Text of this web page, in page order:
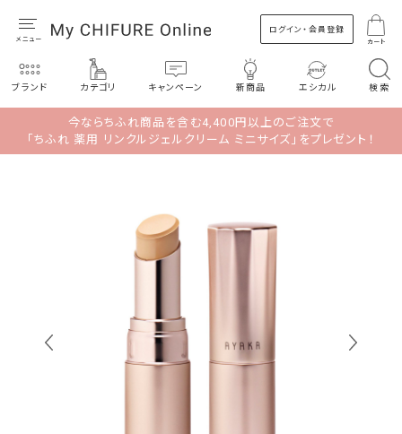
ログイン・会員登録
カート
ブランド カテゴリ キャンペーン 新商品 エシカル 検索
今ならちふれ商品を含む4,400円以上のご注文で
「ちふれ 薬用 リンクルジェルクリーム ミニサイズ」をプレゼント！